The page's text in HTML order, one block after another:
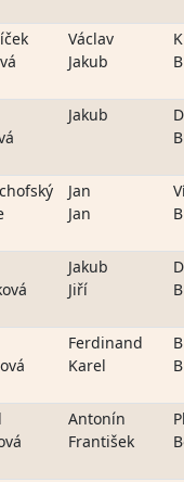
Václav
Jakub
Jakub
Jan
Jan
Jakub
Jiří
Ferdinand
Karel
Antonín
František